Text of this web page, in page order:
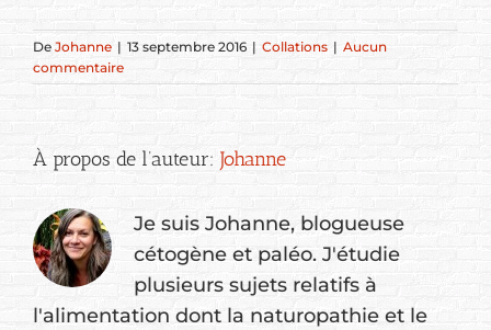
De Johanne | 13 septembre 2016 | Collations | Aucun
commentaire
À propos de l’auteur: Johanne
Je suis Johanne, blogueuse
cétogène et paléo. J'étudie
plusieurs sujets relatifs à
l'alimentation dont la naturopathie et le